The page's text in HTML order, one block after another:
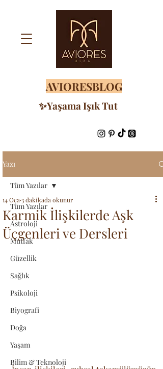
AVIORESBLOG
✨Yaşama Işık Tut
Yazı
Tüm Yazılar
Astroloji
Mutfak
Güzellik
Sağlık
Psikoloji
Biyografi
Doğa
Yaşam
Bilim & Teknoloji
Tüm Yazılar
Karmik İlişkilerde Aşk
Üçgenleri ve Dersleri
14 Oca 3 dakikada okunur